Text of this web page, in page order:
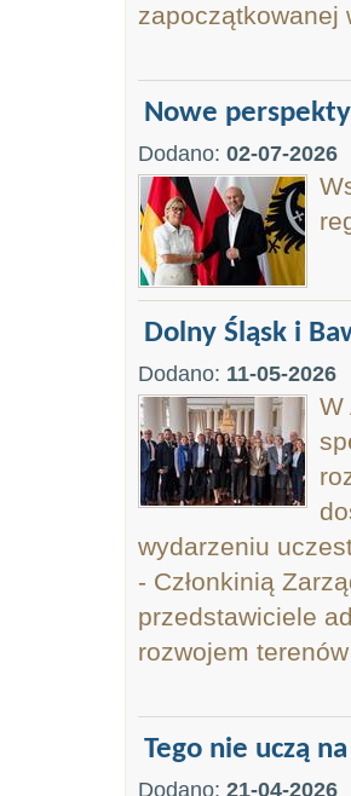
zapoczątkowanej
Nowe
Dodano: 02-07-2026
Dolny Śląsk i
Dodano: 11-05-2026
W
wydarzeniu
- Członkinią
przedstawiciele
rozwojem
Tego nie uczą
Dodano: 21-04-2026